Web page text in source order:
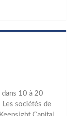
10 à 20
sociétés de